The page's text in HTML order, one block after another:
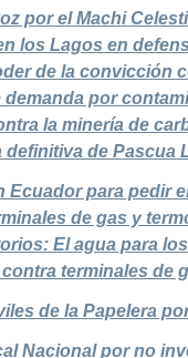
por el Machi
los Lagos en
de la convicción
demanda por
la minería de
de Pascua
Ecuador para pedir
de gas y
El agua para
terminales de
de la Papelera
Nacional por no